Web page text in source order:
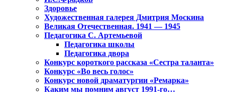
Здоровье
Художественная галерея Дмитрия Москина
Великая Отечественная. 1941 — 1945
Педагогика С. Артемьевой
Педагогика школы
Педагогика двора
Конкурс короткого рассказа «Сестра таланта»
Конкурс «Во весь голос»
Конкурс новой драматургии «Ремарка»
Каким мы помним август 1991-го…